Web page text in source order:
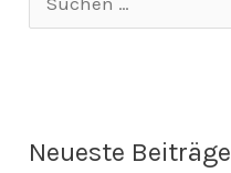
e
Neueste Beiträge